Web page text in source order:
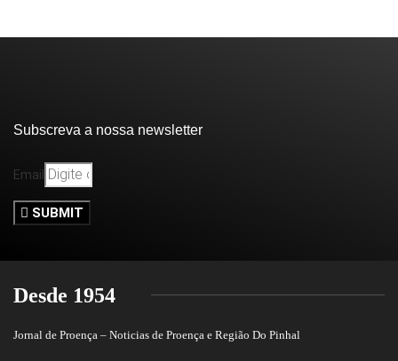
Subscreva a nossa newsletter
Email
SUBMIT
Desde 1954
Jornal de Proença – Noticias de Proença e Região Do Pinhal